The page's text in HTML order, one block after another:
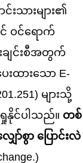
းသားများ၏
င် ဝင်ရောက်
ချင်းစီအတွက်
းထားသော E-
များသို့
နိုင်ပါသည်။ တစ်
ာ်စွာ ပြောင်းလဲ